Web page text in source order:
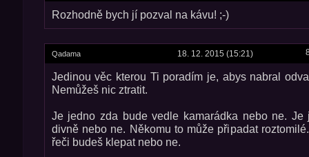
Rozhodně bych jí pozval na kávu! ;-)
Qadama 18. 12. 2015 (15:21)
Jedinou věc kterou Ti poradím je, abys nabral
Nemůžeš nic ztratit.
Je jedno zda bude vedle kamarádka nebo ne. Je
divně nebo ne. Někomu to může připadat
řeči budeš klepat nebo ne.